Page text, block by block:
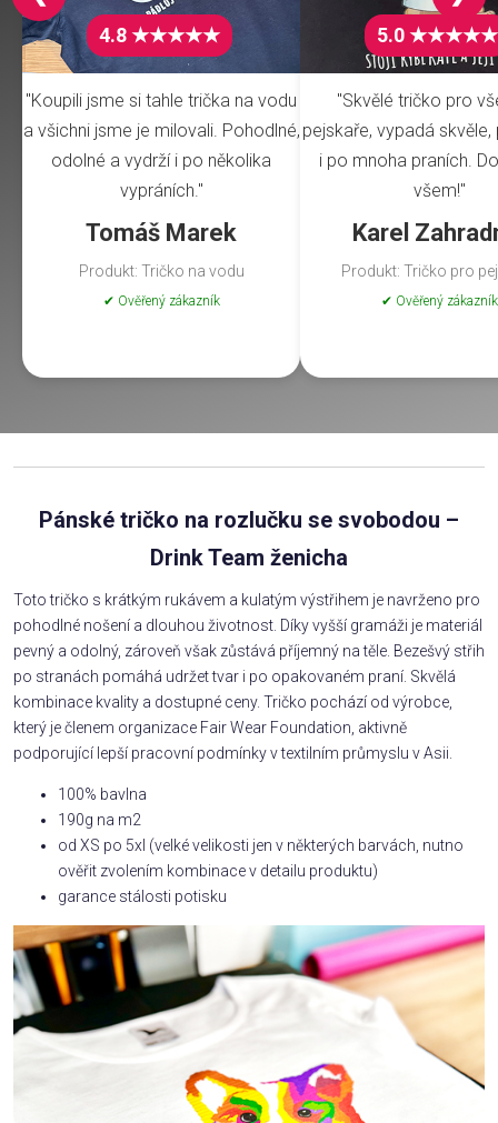
4.8 ★★★★★
"Koupili jsme si tahle trička na vodu
a všichni jsme je milovali. Pohodlné,
odolné a vydrží i po několika
vypráních."
Tomáš Marek
Produkt: Tričko na vodu
✔ Ověřený zákazník
5.0 ★★★★★
"Skvělé tričko pro
pejskaře, vypadá
i po mnoha praních.
všem!"
Karel
Produkt: Tričko pro
✔ Ověřený zákazník
Pánské tričko na rozlučku se svobodou –
Drink Team ženicha
Toto tričko s krátkým rukávem a kulatým výstřihem je navrženo pro
pohodlné nošení a dlouhou životnost. Díky vyšší gramáži je materiál
pevný a odolný, zároveň však zůstává příjemný na těle. Bezešvý střih
po stranách pomáhá udržet tvar i po opakovaném praní. Skvělá
kombinace kvality a dostupné ceny. Tričko pochází od výrobce,
který je členem organizace Fair Wear Foundation, aktivně
podporující lepší pracovní podmínky v textilním průmyslu v Asii.
100% bavlna
190g na m2
od XS po 5xl (velké velikosti jen v některých barvách, nutno
ověřit zvolením kombinace v detailu produktu)
garance stálosti potisku